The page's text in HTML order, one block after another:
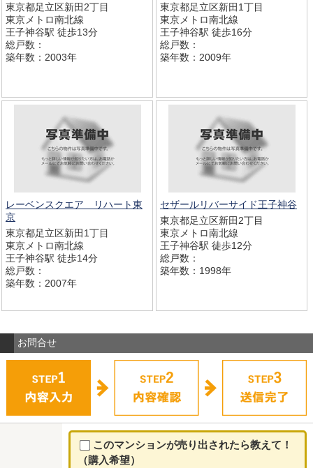
東京都足立区新田2丁目
東京メトロ南北線
王子神谷駅 徒歩13分
総戸数：
築年数：2003年
東京都足立区新田1丁目
東京メトロ南北線
王子神谷駅 徒歩16分
総戸数：
築年数：2009年
レーベンスクエア リハート東
京
東京都足立区新田1丁目
東京メトロ南北線
王子神谷駅 徒歩14分
総戸数：
築年数：2007年
セザールリバーサイド王子神谷
東京都足立区新田2丁目
東京メトロ南北線
王子神谷駅 徒歩12分
総戸数：
築年数：1998年
お問合せ
このマンションが売り出されたら教えて！
（購入希望）